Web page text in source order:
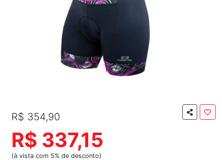
R$ 354,90
R$ 337,15
(à vista com 5% de desconto)